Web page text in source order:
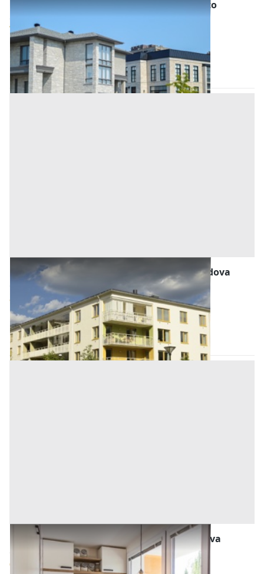
Asta Abitazione civile con garage e deposito
Pernumia (Padova)
70.800 € 94.400 €
Codice asta:bab7f439
Asta chiusa
Abitazione di Tipo Economico all'asta a Padova
Pernumia (Padova)
Offerta minima
35.250 € 43.000 €
Codice asta: AA11252466
Asta chiusa
Abitazione di Tipo Popolare all'asta a Padova
68.250 € 91.000 €